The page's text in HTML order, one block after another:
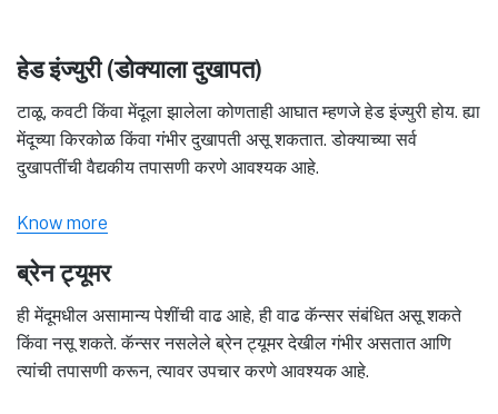
हेड इंज्युरी (डोक्याला दुखापत)
टाळू, कवटी किंवा मेंदूला झालेला कोणताही आघात म्हणजे हेड इंज्युरी होय. ह्या
मेंदूच्या किरकोळ किंवा गंभीर दुखापती असू शकतात. डोक्याच्या सर्व
दुखापतींची वैद्यकीय तपासणी करणे आवश्यक आहे.
Know more
ब्रेन ट्यूमर
ही मेंदूमधील असामान्य पेशींची वाढ आहे, ही वाढ कॅन्सर संबंधित असू शकते
किंवा नसू शकते. कॅन्सर नसलेले ब्रेन ट्यूमर देखील गंभीर असतात आणि
त्यांची तपासणी करून, त्यावर उपचार करणे आवश्यक आहे.